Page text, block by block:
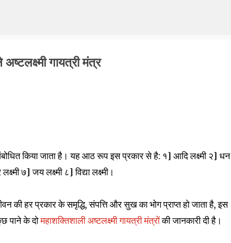
गायत्री मंत्र
किया जाता है। यह आठ रूप इस प्रकार से है: १] आदि लक्ष्मी २] धन
७] जय लक्ष्मी ८] विद्या लक्ष्मी।
हर प्रकार के समृद्धि, संपत्ति और सुख का भोग प्राप्त हो जाता है, इस
पाने के दोमहाशक्तिशाली अष्टलक्ष्मी गायत्री मंत्रोंकी जानकारी दी है।